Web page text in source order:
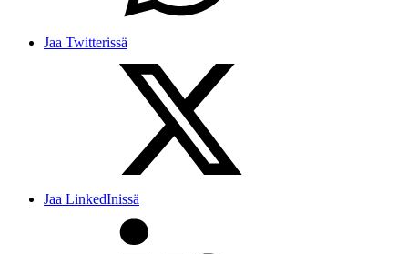
Jaa Twitterissä
Jaa LinkedInissä